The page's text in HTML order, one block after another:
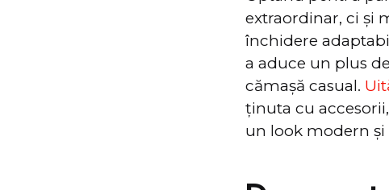
extraordinar, ci și
închidere
a aduce un plus
cămaşă casual.
ținuta cu
un look modern şi